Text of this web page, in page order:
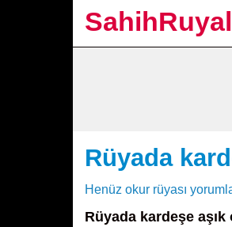
Rüyada
Henüz okur rüyası
Rüyada kardeşe aşık